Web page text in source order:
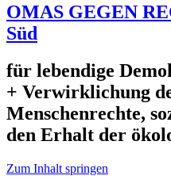
OMAS GEGEN
Süd
für lebendige
+ Verwirklichung
Menschenrechte,
den Erhalt der
Zum Inhalt springen